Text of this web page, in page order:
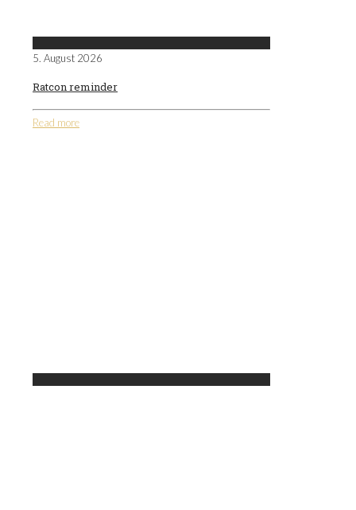
5. August 2026
Ratcon reminder
Read more